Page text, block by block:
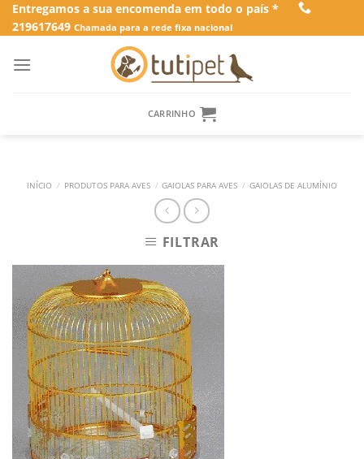
SkipEntregamos a sua encomenda em todo o país *
219617649 Chamada para a rede fixa nacional
CARRINHO
INÍCIO / PRODUTOS PARA AVES / GAIOLAS PARA AVES / GAIOLAS DE ALUMÍNIO
FILTRAR